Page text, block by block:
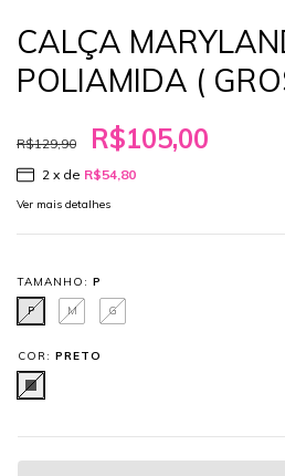
CALÇA
POLIAMIDA (
R$129,90 R$105,00
2 x de R$54,80
Ver mais detalhes
TAMANHO: P
P
M G
COR: PRETO